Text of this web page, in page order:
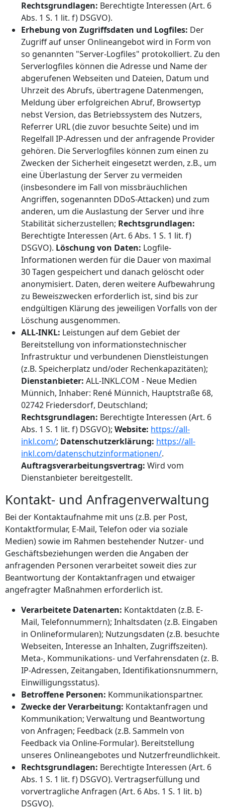
Rechtsgrundlagen: Berechtigte Interessen (Art. 6
Abs. 1 S. 1 lit. f) DSGVO).
Erhebung von Zugriffsdaten und Logfiles: Der
Zugriff auf unser Onlineangebot wird in Form von
so genannten "Server-Logfiles" protokolliert. Zu den
Serverlogfiles können die Adresse und Name der
abgerufenen Webseiten und Dateien, Datum und
Uhrzeit des Abrufs, übertragene Datenmengen,
Meldung über erfolgreichen Abruf, Browsertyp
nebst Version, das Betriebssystem des Nutzers,
Referrer URL (die zuvor besuchte Seite) und im
Regelfall IP-Adressen und der anfragende Provider
gehören. Die Serverlogfiles können zum einen zu
Zwecken der Sicherheit eingesetzt werden, z.B., um
eine Überlastung der Server zu vermeiden
(insbesondere im Fall von missbräuchlichen
Angriffen, sogenannten DDoS-Attacken) und zum
anderen, um die Auslastung der Server und ihre
Stabilität sicherzustellen; Rechtsgrundlagen:
Berechtigte Interessen (Art. 6 Abs. 1 S. 1 lit. f)
DSGVO). Löschung von Daten: Logfile-
Informationen werden für die Dauer von maximal
30 Tagen gespeichert und danach gelöscht oder
anonymisiert. Daten, deren weitere Aufbewahrung
zu Beweiszwecken erforderlich ist, sind bis zur
endgültigen Klärung des jeweiligen Vorfalls von der
Löschung ausgenommen.
ALL-INKL: Leistungen auf dem Gebiet der
Bereitstellung von informationstechnischer
Infrastruktur und verbundenen Dienstleistungen
(z.B. Speicherplatz und/oder Rechenkapazitäten);
Dienstanbieter: ALL-INKL.COM - Neue Medien
Münnich, Inhaber: René Münnich, Hauptstraße 68,
02742 Friedersdorf, Deutschland;
Rechtsgrundlagen: Berechtigte Interessen (Art. 6
Abs. 1 S. 1 lit. f) DSGVO); Website: https://all-
inkl.com/; Datenschutzerklärung: https://all-
inkl.com/datenschutzinformationen/.
Auftragsverarbeitungsvertrag: Wird vom
Dienstanbieter bereitgestellt.
Kontakt- und Anfragenverwaltung
Bei der Kontaktaufnahme mit uns (z.B. per Post,
Kontaktformular, E-Mail, Telefon oder via soziale
Medien) sowie im Rahmen bestehender Nutzer- und
Geschäftsbeziehungen werden die Angaben der
anfragenden Personen verarbeitet soweit dies zur
Beantwortung der Kontaktanfragen und etwaiger
angefragter Maßnahmen erforderlich ist.
Verarbeitete Datenarten: Kontaktdaten (z.B. E-
Mail, Telefonnummern); Inhaltsdaten (z.B. Eingaben
in Onlineformularen); Nutzungsdaten (z.B. besuchte
Webseiten, Interesse an Inhalten, Zugriffszeiten).
Meta-, Kommunikations- und Verfahrensdaten (z. B.
IP-Adressen, Zeitangaben, Identifikationsnummern,
Einwilligungsstatus).
Betroffene Personen: Kommunikationspartner.
Zwecke der Verarbeitung: Kontaktanfragen und
Kommunikation; Verwaltung und Beantwortung
von Anfragen; Feedback (z.B. Sammeln von
Feedback via Online-Formular). Bereitstellung
unseres Onlineangebotes und Nutzerfreundlichkeit.
Rechtsgrundlagen: Berechtigte Interessen (Art. 6
Abs. 1 S. 1 lit. f) DSGVO). Vertragserfüllung und
vorvertragliche Anfragen (Art. 6 Abs. 1 S. 1 lit. b)
DSGVO).